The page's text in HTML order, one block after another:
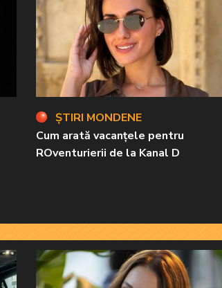
ȘTIRI MONDENE
Cum arată vacanțele pentru
ROventurierii de la Kanal D